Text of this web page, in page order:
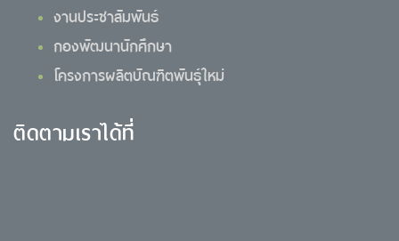
งานประชาสัมพันธ์
กองพัฒนานักศึกษา
โครงการผลิตบัณฑิตพันธุ์ใหม่
ติดตามเราได้ที่